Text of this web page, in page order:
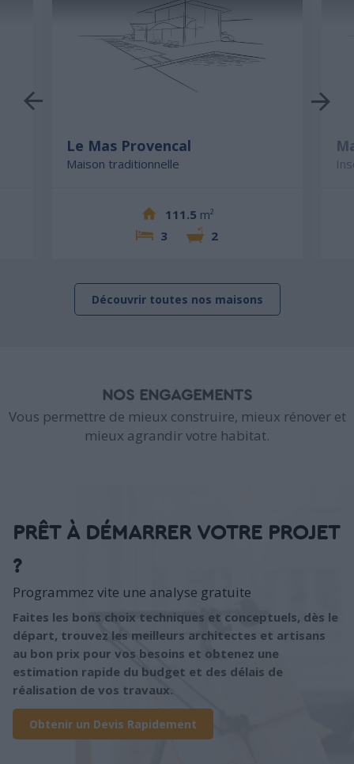
Le Mas Provencal
Maison traditionnelle
111.5 m²
3
2
Découvrir toutes nos maisons
NOS ENGAGEMENTS
Vous permettre de mieux construire, mieux rénover et
mieux agrandir votre habitat.
PRÊT À DÉMARRER VOTRE PROJET
?
Programmez vite une analyse gratuite
Faites les bons choix techniques et conceptuels, dès le
départ, trouvez les meilleurs architectes et artisans
au bon prix pour vos besoins et obtenez une
estimation rapide du budget et des délais de
réalisation de vos travaux.
Obtenir un Devis Rapidement